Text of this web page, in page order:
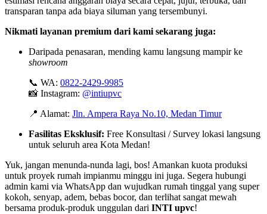
transparan tanpa ada biaya siluman yang tersembunyi.
Nikmati layanan premium dari kami sekarang juga:
Daripada penasaran, mending kamu langsung mampir ke
showroom
📞 WA: 0822-2429-9985
📸 Instagram: @intiupvc
📍 Alamat: Jln. Ampera Raya No.10, Medan Timur
Fasilitas Eksklusif: Free Konsultasi / Survey lokasi langsung
untuk seluruh area Kota Medan!
Yuk, jangan menunda-nunda lagi, bos! Amankan kuota produksi
untuk proyek rumah impianmu minggu ini juga. Segera hubungi
admin kami via WhatsApp dan wujudkan rumah tinggal yang super
kokoh, senyap, adem, bebas bocor, dan terlihat sangat mewah
bersama produk-produk unggulan dari INTI upvc!